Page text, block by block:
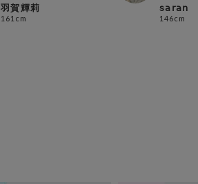
羽賀輝莉
161cm
𝗌𝖺𝗋𝖺𝗇
146cm